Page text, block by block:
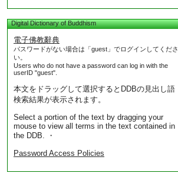
Digital Dictionary of Buddhism
電子佛教辭典
パスワードがない場合は「guest」でログインしてくださ
い。
Users who do not have a password can log in with the
userID "guest".
本文をドラッグして選択するとDDBの見出し語
検索結果が表示されます。
Select a portion of the text by dragging your
mouse to view all terms in the text contained in
the DDB. ・
Password Access Policies